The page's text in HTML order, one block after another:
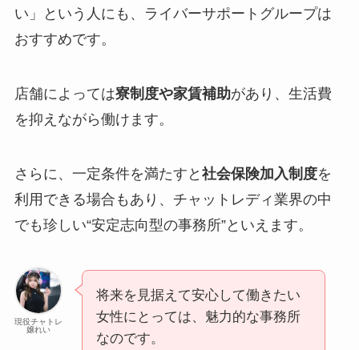
い」という人にも、ライバーサポートグループは
おすすめです。
店舗によっては寮制度や家賃補助があり、生活費
を抑えながら働けます。
さらに、一定条件を満たすと 社会保険加入制度を
利用できる場合もあり、チャットレディ業界の中
でも珍しい“安定志向型の事務所”といえます。
現役チャトレ
嬢れい
将来を見据えて安心して働きたい
女性にとっては、魅力的な事務所
なのです。